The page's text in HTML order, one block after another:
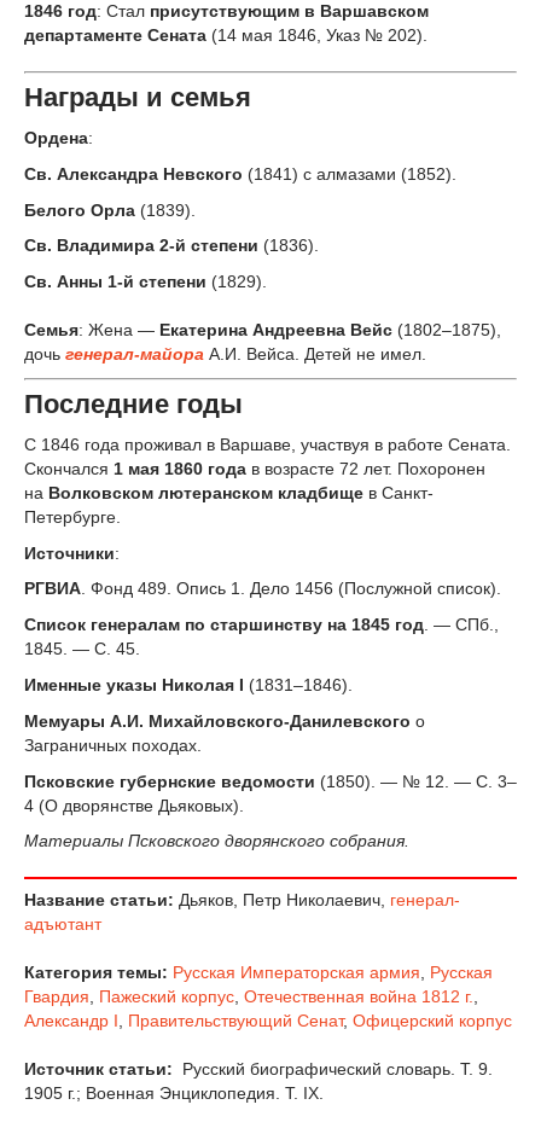
1846 год: Стал присутствующим в Варшавском
департаменте Сената (14 мая 1846, Указ № 202).
Награды и семья
Ордена:
Св. Александра Невского (1841) с алмазами (1852).
Белого Орла (1839).
Св. Владимира 2-й степени (1836).
Св. Анны 1-й степени (1829).
Семья: Жена — Екатерина Андреевна Вейс (1802–1875),
дочь генерал-майора А.И. Вейса. Детей не имел.
Последние годы
С 1846 года проживал в Варшаве, участвуя в работе Сената.
Скончался 1 мая 1860 года в возрасте 72 лет. Похоронен
на Волковском лютеранском кладбище в Санкт-
Петербурге.
Источники:
РГВИА. Фонд 489. Опись 1. Дело 1456 (Послужной список).
Список генералам по старшинству на 1845 год . — СПб.,
1845. — С. 45.
Именные указы Николая I (1831–1846).
Мемуары А.И. Михайловского-Данилевского о
Заграничных походах.
Псковские губернские ведомости (1850). — № 12. — С. 3–
4 (О дворянстве Дьяковых).
Материалы Псковского дворянского собрания.
Название статьи: Дьяков, Петр Николаевич, генерал-
адъютант
Категория темы: Русская Императорская армия, Русская
Гвардия, Пажеский корпус, Отечественная война 1812 г.,
Александр I, Правительствующий Сенат, Офицерский корпус
Источник статьи:
Русский биографический словарь. Т. 9.
1905 г.; Военная Энциклопедия. T. IX.